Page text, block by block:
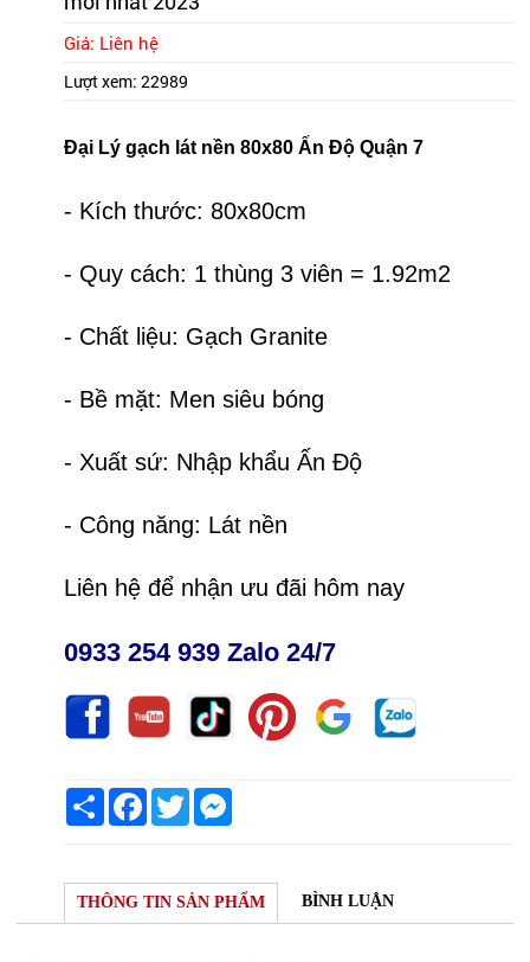
Giá: Liên hệ
Lượt xem: 22989
Đại Lý gạch lát nền 80x80 Ấn Độ Quận 7
- Kích thước: 80x80cm
- Quy cách: 1 thùng 3 viên = 1.92m2
- Chất liệu: Gạch Granite
- Bề mặt: Men siêu bóng
- Xuất sứ: Nhập khẩu Ấn Độ
- Công năng: Lát nền
Liên hệ để nhận ưu đãi hôm nay
0933 254 939 Zalo 24/7
Share Facebook
Twitter
THÔNG TIN SẢN PHẨM BÌNH LUẬN